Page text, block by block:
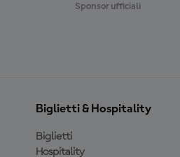
Sponsor ufficiali
Biglietti & Hospitality
Biglietti
Hospitality